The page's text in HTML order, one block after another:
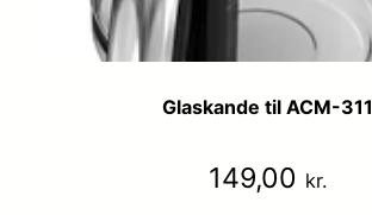
Glaskande til ACM-311
149,00 kr.